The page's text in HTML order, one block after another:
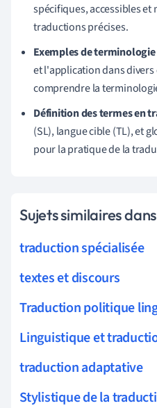
spécifiques, accessibles
traductions précises.
Exemples de terminologie
et l'application dans
comprendre la
Définition des termes en
(SL), langue cible (TL), et
pour la pratique de la
Sujets similaires
traduction spécialisée
textes et discours
Traduction politique
Linguistique et
traduction adaptative
Stylistique de la